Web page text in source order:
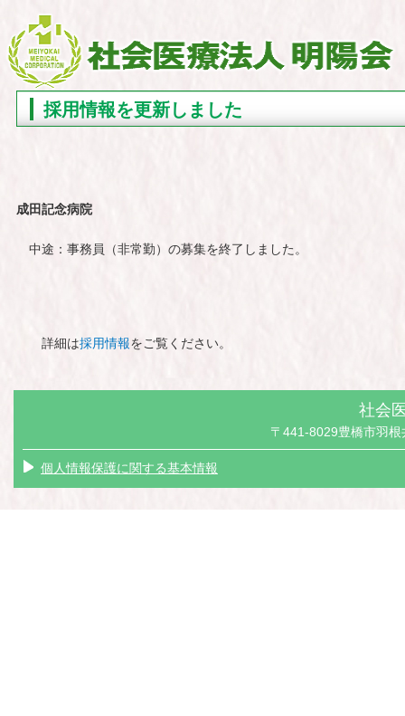
採用情報を更新しました
成田記念病院
中途：事務員（非常勤）の募集を終了しました。
詳細は採用情報をご覧ください。
社会
〒441-8029豊橋市羽
個人情報保護に関する基本情報